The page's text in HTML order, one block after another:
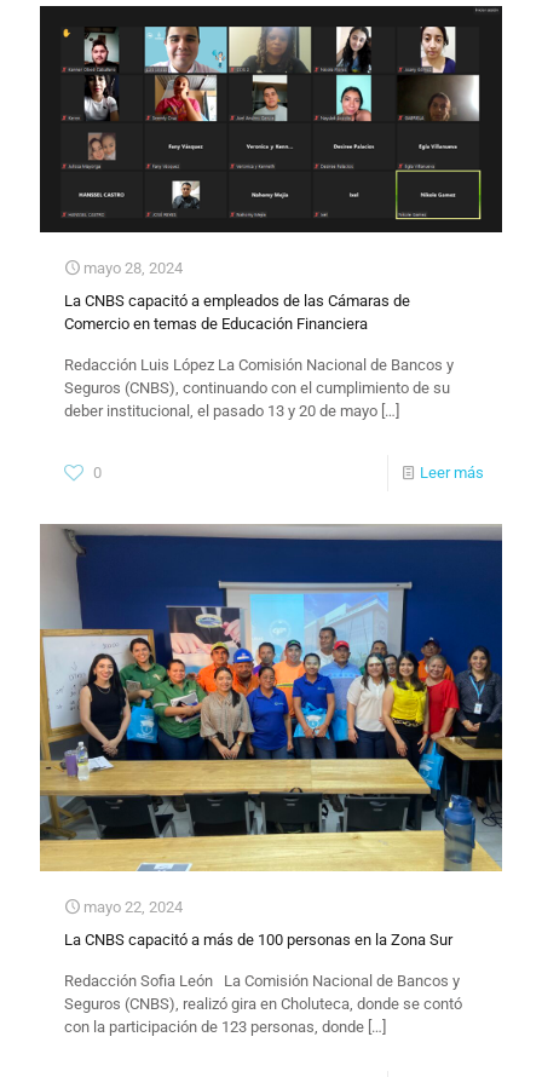
mayo 28, 2024
La CNBS capacitó a empleados de las Cámaras de
Comercio en temas de Educación Financiera
​Redacción Luis López La Comisión Nacional de Bancos y
Seguros (CNBS), continuando con el cumplimiento de su
deber institucional, el pasado 13 y 20 de mayo […]
0 Leer más
mayo 22, 2024
La CNBS capacitó a más de 100 personas en la Zona Sur
Redacción Sofia León La Comisión Nacional de Bancos y
Seguros (CNBS), realizó gira en Choluteca, donde se contó
con la participación de 123 personas, donde […]